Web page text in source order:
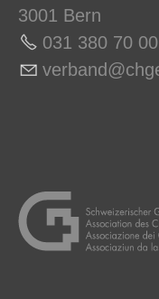
3001 Bern
031 380 70 00
v rb nd chg